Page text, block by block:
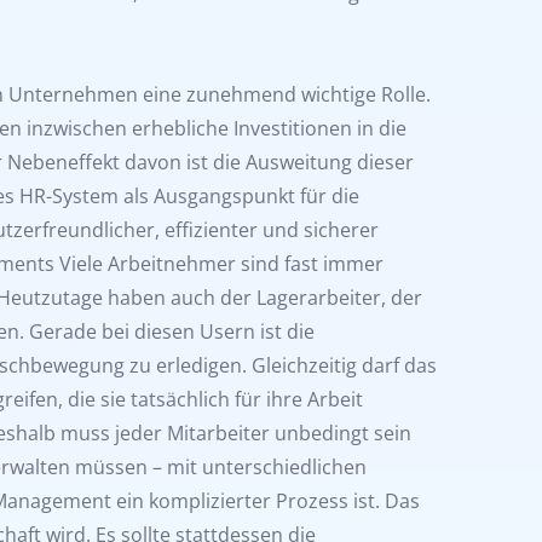
eine zunehmend wichtige Rolle.
inzwischen erhebliche Investitionen in die
davon ist die Ausweitung dieser
HR-System als Ausgangspunkt für die
effizienter und sicherer
Viele Arbeitnehmer sind fast immer
haben auch der Lagerarbeiter, der
Gerade bei diesen Usern ist die
zu erledigen. Gleichzeitig darf das
die sie tatsächlich für ihre Arbeit
muss jeder Mitarbeiter unbedingt sein
müssen – mit unterschiedlichen
ein komplizierter Prozess ist. Das
wird. Es sollte stattdessen die